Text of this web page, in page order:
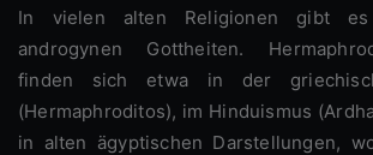
In vielen alten Religionen gibt es Konzepte von
androgynen Gottheiten.
finden sich etwa in der
(Hermaphroditos), im Hinduismus
in alten ägyptischen Darstellungen,